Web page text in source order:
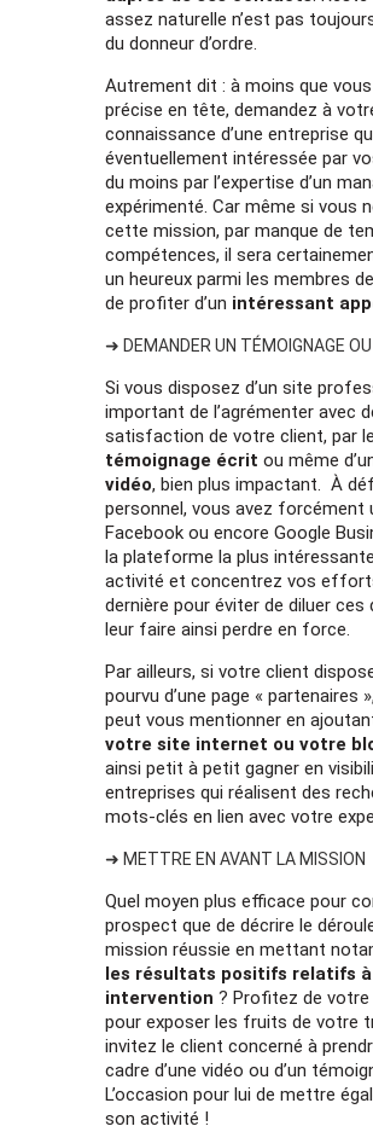
assez naturelle n’est pas
du donneur d’ordre.
Autrement dit : à moins que
précise en tête, demandez à
connaissance d’une entreprise
éventuellement intéressée par
du moins par l’expertise d’un
expérimenté. Car même si vous
cette mission, par manque de
compétences, il sera
un heureux parmi les membres
de profiter d’un intéressant
➜ DEMANDER UN TÉMOIGNAGE OU
Si vous disposez d’un site
important de l’agrémenter avec
satisfaction de votre client, par le
témoignage écrit ou même
vidéo, bien plus impactant. À
personnel, vous avez forcément
Facebook ou encore Google
la plateforme la plus
activité et concentrez vos
dernière pour éviter de diluer
leur faire ainsi perdre en force.
Par ailleurs, si votre client
pourvu d’une page « partenaires
peut vous mentionner en
votre site internet ou votre
ainsi petit à petit gagner en
entreprises qui réalisent des
mots-clés en lien avec votre
➜ METTRE EN AVANT LA MISSION
Quel moyen plus efficace pour
prospect que de décrire le
mission réussie en mettant
les résultats positifs relatifs
intervention ? Profitez de
pour exposer les fruits de votre
invitez le client concerné à
cadre d’une vidéo ou d’un
L’occasion pour lui de mettre
son activité !